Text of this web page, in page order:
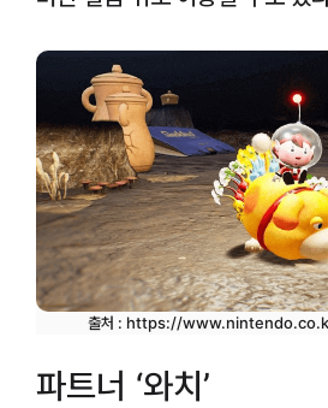
출처 : https://
파트너 ‘와치’